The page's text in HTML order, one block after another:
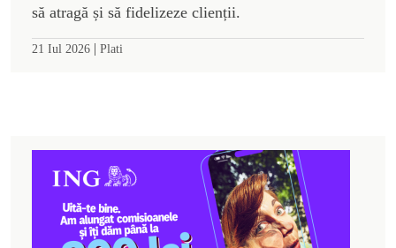
să atragă și să fidelizeze clienții.
21 Iul 2026 | Plati